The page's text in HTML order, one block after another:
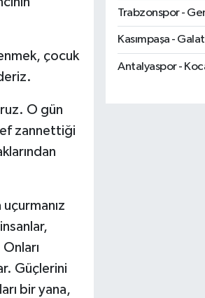
çocuk
O gün
zannettiği
Güçlerini
bir yana,
Trabzonspor -
Kasımpaşa -
Antalyaspor -